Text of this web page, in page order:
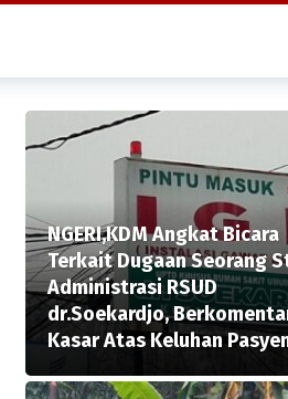
NGERI,KDM Angkat Bicara
Terkait Dugaan Seorang
Administrasi RSUD
dr.Soekardjo,
Kasar Atas Keluhan